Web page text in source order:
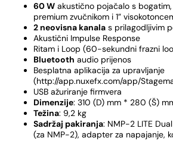
60 W akustično pojačalo s
premium zvučnikom i 1”
2 neovisna kanala s prilagodljivim
Akustični Impulse Response
Ritam i Loop (60-sekundni frazni
Bluetooth audio prijenos
Besplatna aplikacija za upravljanje
(http://app.nuxefx.com/app/
USB ažuriranje firmvera
Dimenzije: 310 (D) mm * 280 (Š)
Težina: 9,2 kg
Sadržaj pakiranja: NMP-2 LITE
(za NMP-2), adapter za napajanje,